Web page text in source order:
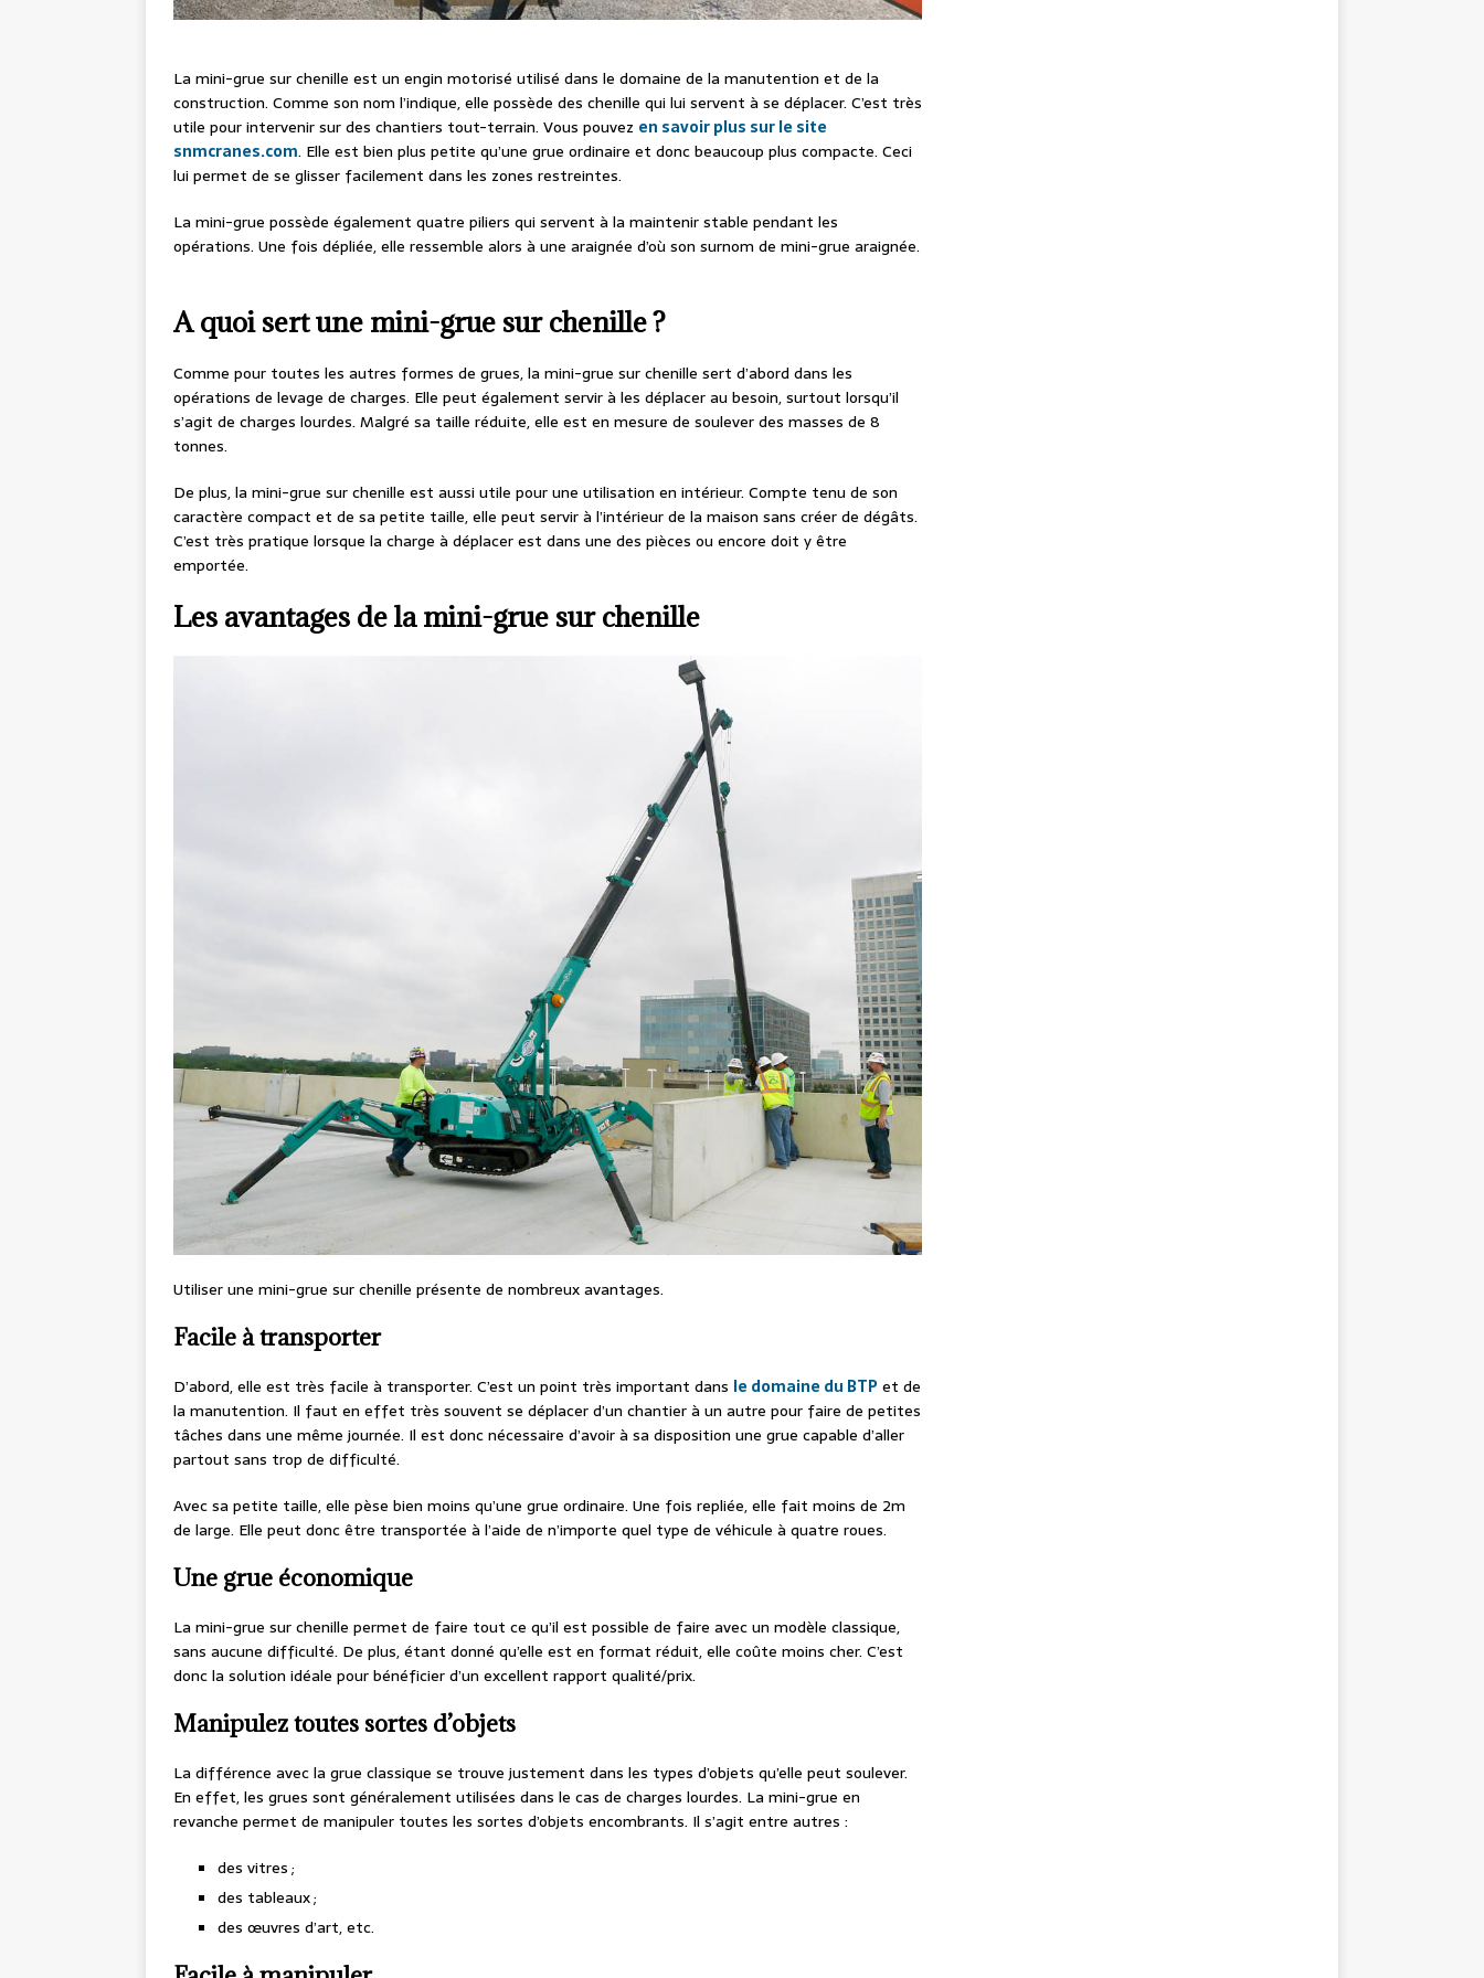
La mini-grue sur chenille est un engin motorisé utilisé dans le domaine de la manutention et de la
construction. Comme son nom l’indique, elle possède des chenille qui lui servent à se déplacer. C’est très
utile pour intervenir sur des chantiers tout-terrain. Vous pouvez en savoir plus sur le site
snmcranes.com. Elle est bien plus petite qu’une grue ordinaire et donc beaucoup plus compacte. Ceci
lui permet de se glisser facilement dans les zones restreintes.
La mini-grue possède également quatre piliers qui servent à la maintenir stable pendant les
opérations. Une fois dépliée, elle ressemble alors à une araignée d’où son surnom de mini-grue araignée.
A quoi sert une mini-grue sur chenille ?
Comme pour toutes les autres formes de grues, la mini-grue sur chenille sert d’abord dans les
opérations de levage de charges. Elle peut également servir à les déplacer au besoin, surtout lorsqu’il
s’agit de charges lourdes. Malgré sa taille réduite, elle est en mesure de soulever des masses de 8
tonnes.
De plus, la mini-grue sur chenille est aussi utile pour une utilisation en intérieur. Compte tenu de son
caractère compact et de sa petite taille, elle peut servir à l’intérieur de la maison sans créer de dégâts.
C’est très pratique lorsque la charge à déplacer est dans une des pièces ou encore doit y être
emportée.
Les avantages de la mini-grue sur chenille
Utiliser une mini-grue sur chenille présente de nombreux avantages.
Facile à transporter
D’abord, elle est très facile à transporter. C’est un point très important dans le domaine du BTP et de
la manutention. Il faut en effet très souvent se déplacer d’un chantier à un autre pour faire de petites
tâches dans une même journée. Il est donc nécessaire d’avoir à sa disposition une grue capable d’aller
partout sans trop de difficulté.
Avec sa petite taille, elle pèse bien moins qu’une grue ordinaire. Une fois repliée, elle fait moins de 2m
de large. Elle peut donc être transportée à l’aide de n’importe quel type de véhicule à quatre roues.
Une grue économique
La mini-grue sur chenille permet de faire tout ce qu’il est possible de faire avec un modèle classique,
sans aucune difficulté. De plus, étant donné qu’elle est en format réduit, elle coûte moins cher. C’est
donc la solution idéale pour bénéficier d’un excellent rapport qualité/prix.
Manipulez toutes sortes d’objets
La différence avec la grue classique se trouve justement dans les types d’objets qu’elle peut soulever.
En effet, les grues sont généralement utilisées dans le cas de charges lourdes. La mini-grue en
revanche permet de manipuler toutes les sortes d’objets encombrants. Il s’agit entre autres :
des vitres ;
des tableaux ;
des œuvres d’art, etc.